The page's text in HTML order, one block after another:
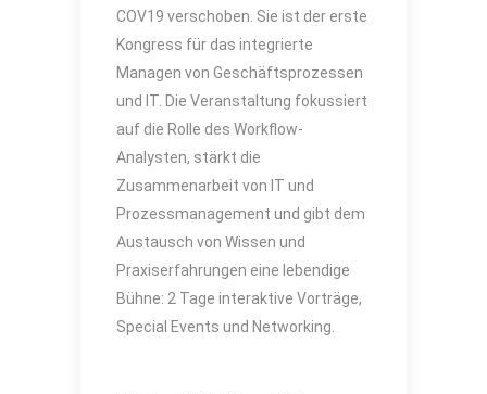
COV19 verschoben. Sie ist der erste
Kongress für das integrierte
Managen von Geschäftsprozessen
und IT. Die Veranstaltung fokussiert
auf die Rolle des Workflow-
Analysten, stärkt die
Zusammenarbeit von IT und
Prozessmanagement und gibt dem
Austausch von Wissen und
Praxiserfahrungen eine lebendige
Bühne: 2 Tage interaktive Vorträge,
Special Events und Networking.